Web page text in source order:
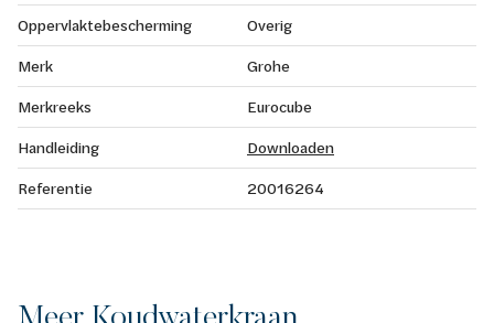
Oppervlaktebescherming
Overig
Merk
Grohe
Merkreeks
Eurocube
Handleiding
Downloaden
Referentie
20016264